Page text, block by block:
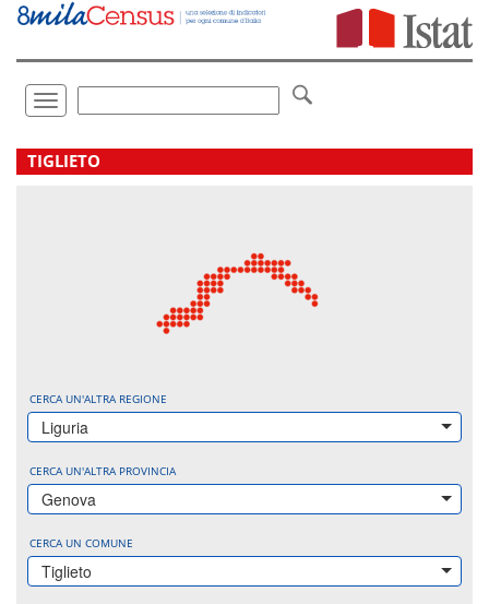
Vai
direttamente
Toggle
navigation
.
TIGLIETO
CERCA UN'ALTRA REGIONE
Liguria
CERCA UN'ALTRA PROVINCIA
Genova
CERCA UN COMUNE
Tiglieto